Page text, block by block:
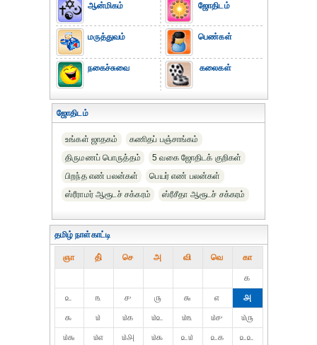
ஆன்மிகம்
மருத்துவம்
நகைச்சுவை
ஜோதிடம்
பெண்கள்
கலைகள்
ஜோதிடம்
உங்கள் ஜாதகம்
கணிதப் பஞ்சாங்கம்
திருமணப் பொருத்தம்
5 வகை ஜோதிடக் குறிகள்
பிறந்த எண் பலன்கள்
பெயர் எண் பலன்கள்
ஸ்ரீராமர் ஆரூடச் சக்கரம்
ஸ்ரீசீதா ஆரூடச் சக்கரம்
தமிழ் நாள்காட்டி
ஞா தி் செ அ வி வெ கா
௧
௨
௩ ௪ ௫ ௬ ௭
௮
௯
௰ ௰௧ ௰௨ ௰௩ ௰௪
௰௫
௰௬
௰௭ ௰௮ ௰௯ ௨௰ ௨௧
௨௨